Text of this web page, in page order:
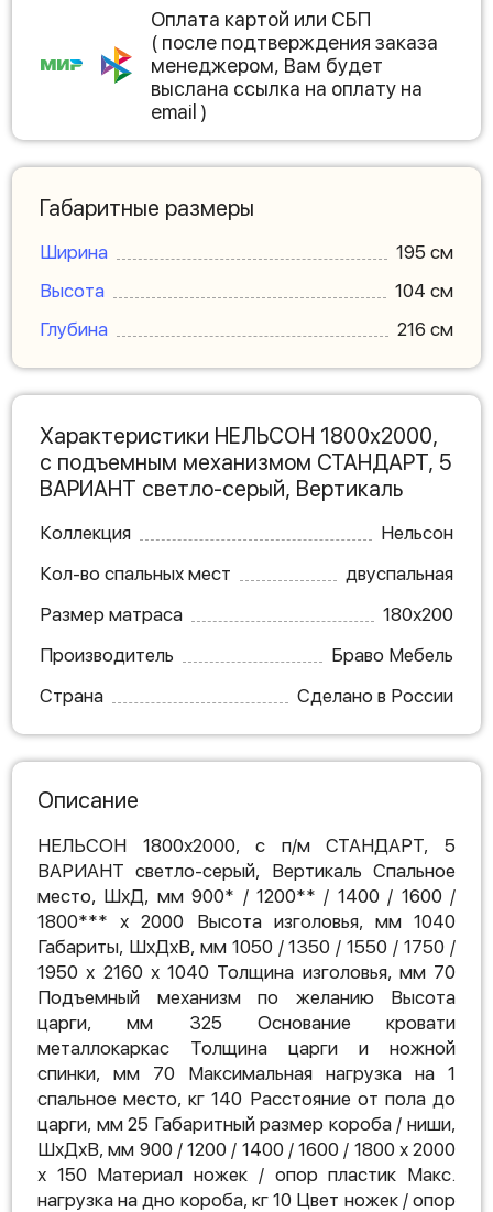
Оплата картой или СБП
( после подтверждения заказа
менеджером, Вам будет
выслана ссылка на оплату на
email )
Габаритные размеры
Ширина
195 см
Высота
104 см
Глубина
216 см
Характеристики НЕЛЬСОН 1800х2000,
с подъемным механизмом СТАНДАРТ, 5
ВАРИАНТ светло-серый, Вертикаль
Коллекция
Нельсон
Кол-во спальных мест
двуспальная
Размер матраса
180х200
Производитель
Браво Мебель
Страна
Сделано в России
Описание
НЕЛЬСОН 1800х2000, с п/м СТАНДАРТ, 5
ВАРИАНТ светло-серый, Вертикаль Спальное
место, ШхД, мм 900* / 1200** / 1400 / 1600 /
1800*** х 2000 Высота изголовья, мм 1040
Габариты, ШхДхВ, мм 1050 / 1350 / 1550 / 1750 /
1950 х 2160 х 1040 Толщина изголовья, мм 70
Подъемный механизм по желанию Высота
царги, мм 325 Основание кровати
металлокаркас Толщина царги и ножной
спинки, мм 70 Максимальная нагрузка на 1
спальное место, кг 140 Расстояние от пола до
царги, мм 25 Габаритный размер короба / ниши,
ШхДхВ, мм 900 / 1200 / 1400 / 1600 / 1800 х 2000
х 150 Материал ножек / опор пластик Макс.
нагрузка на дно короба, кг 10 Цвет ножек / опор